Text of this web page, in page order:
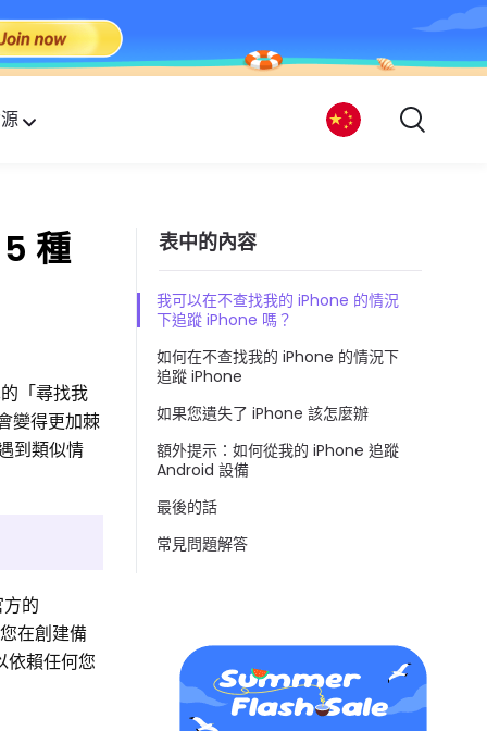
種
「尋找我
變得更加棘
到類似情
的
在創建備
依賴任何您
表中的內容
我可以在不查找我的 iPhone 的情況
下追蹤 iPhone 嗎？
如何在不查找我的 iPhone 的情況下
追蹤 iPhone
如果您遺失了 iPhone 該怎麼辦
額外提示：如何從我的 iPhone 追蹤
Android 設備
最後的話
常見問題解答